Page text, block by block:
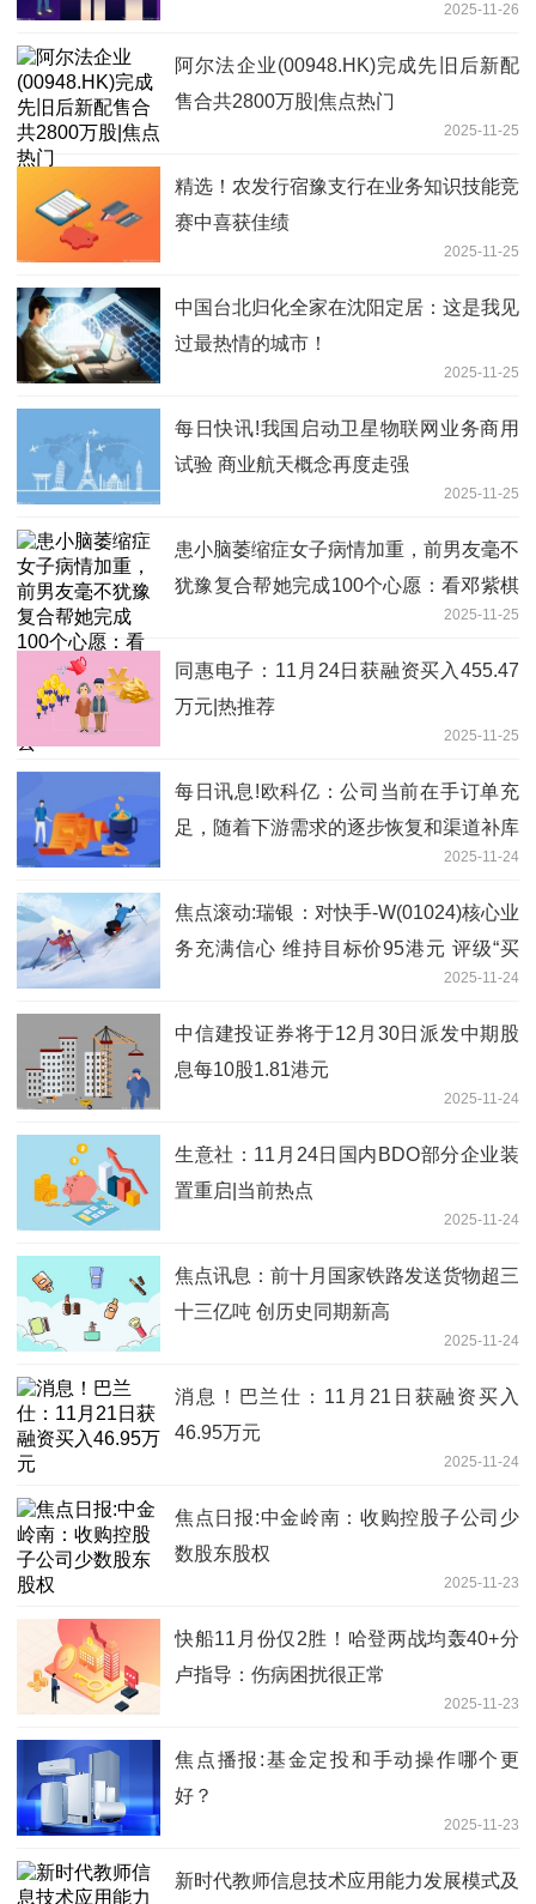
2025-11-26
阿尔法企业(00948.HK)完成先旧后新配
售合共2800万股|焦点热门
2025-11-25
精选！农发行宿豫支行在业务知识技能竞
赛中喜获佳绩
2025-11-25
中国台北归化全家在沈阳定居：这是我见
过最热情的城市！
2025-11-25
每日快讯!我国启动卫星物联网业务商用
试验 商业航天概念再度走强
2025-11-25
患小脑萎缩症女子病情加重，前男友毫不
犹豫复合帮她完成100个心愿：看邓紫棋
演唱会，逛环球影城，陪她戴着钻戒走下
去
2025-11-25
同惠电子：11月24日获融资买入455.47
万元|热推荐
2025-11-25
每日讯息!欧科亿：公司当前在手订单充
足，随着下游需求的逐步恢复和渠道补库
存的需求，新增订单呈现快速增长趋势
2025-11-24
焦点滚动:瑞银：对快手-W(01024)核心业
务充满信心 维持目标价95港元 评级“买
2025-11-24
中信建投证券将于12月30日派发中期股
息每10股1.81港元
2025-11-24
生意社：11月24日国内BDO部分企业装
置重启|当前热点
2025-11-24
焦点讯息：前十月国家铁路发送货物超三
十三亿吨 创历史同期新高
2025-11-24
消息！巴兰仕：11月21日获融资买入
46.95万元
2025-11-24
焦点日报:中金岭南：收购控股子公司少
数股东股权
2025-11-23
快船11月份仅2胜！哈登两战均轰40+分
卢指导：伤病困扰很正常
2025-11-23
焦点播报:基金定投和手动操作哪个更
好？
2025-11-23
新时代教师信息技术应用能力发展模式及